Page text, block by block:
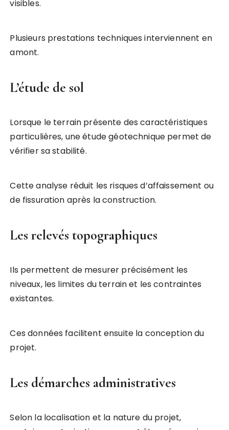
visibles.
Plusieurs prestations techniques interviennent en
amont.
L’étude de sol
Lorsque le terrain présente des caractéristiques
particulières, une étude géotechnique permet de
vérifier sa stabilité.
Cette analyse réduit les risques d’affaissement ou
de fissuration après la construction.
Les relevés topographiques
Ils permettent de mesurer précisément les
niveaux, les limites du terrain et les contraintes
existantes.
Ces données facilitent ensuite la conception du
projet.
Les démarches administratives
Selon la localisation et la nature du projet,